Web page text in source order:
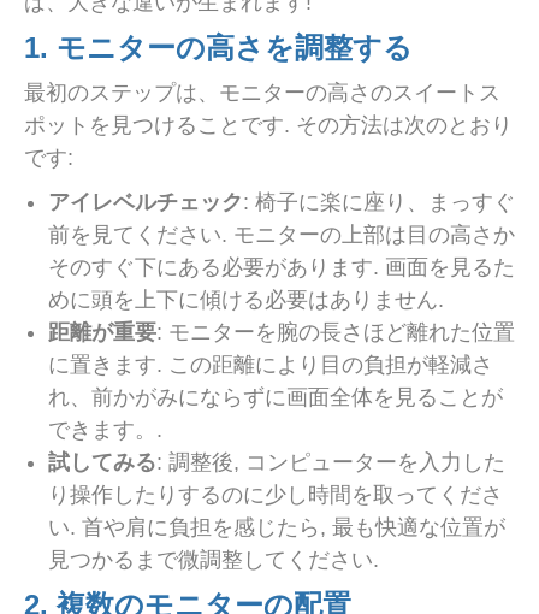
1. モニターの高さを調整する
最初のステップは、モニターの高さのスイートス
ポットを見つけることです. その方法は次のとおり
です:
アイレベルチェック: 椅子に楽に座り、まっすぐ
前を見てください. モニターの上部は目の高さか
そのすぐ下にある必要があります. 画面を見るた
めに頭を上下に傾ける必要はありません.
距離が重要: モニターを腕の長さほど離れた位置
に置きます. この距離により目の負担が軽減さ
れ、前かがみにならずに画面全体を見ることが
できます。.
試してみる: 調整後, コンピューターを入力した
り操作したりするのに少し時間を取ってくださ
い. 首や肩に負担を感じたら, 最も快適な位置が
見つかるまで微調整してください.
2. 複数のモニターの配置